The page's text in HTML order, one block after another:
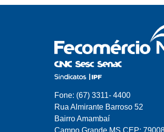
Fone: (67) 3311- 4400
Rua Almirante Barroso 52
Bairro Amambaí
Campo Grande.MS CEP: